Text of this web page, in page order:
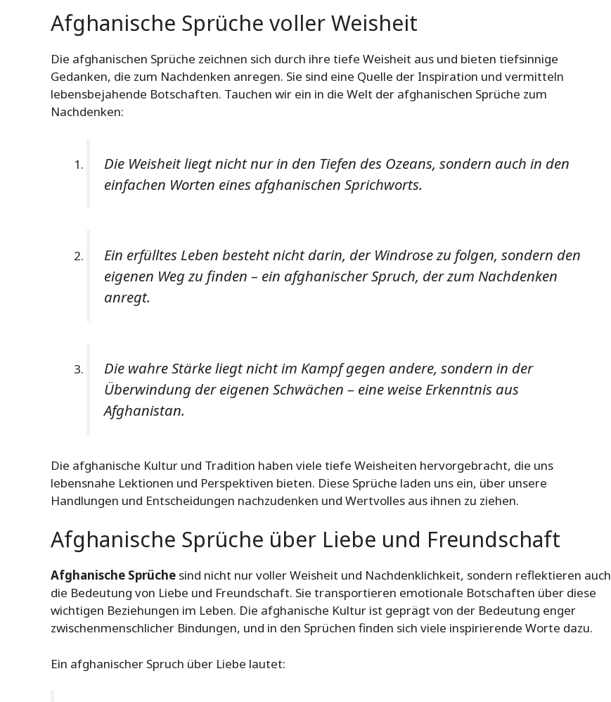
Afghanische Sprüche voller Weisheit
Die afghanischen Sprüche zeichnen sich durch ihre tiefe Weisheit aus und bieten tiefsinnige
Gedanken, die zum Nachdenken anregen. Sie sind eine Quelle der Inspiration und vermitteln
lebensbejahende Botschaften. Tauchen wir ein in die Welt der afghanischen Sprüche zum
Nachdenken:
Die Weisheit liegt nicht nur in den Tiefen des Ozeans, sondern auch in den
einfachen Worten eines afghanischen Sprichworts.
Ein erfülltes Leben besteht nicht darin, der Windrose zu folgen, sondern den
eigenen Weg zu finden – ein afghanischer Spruch, der zum Nachdenken
anregt.
Die wahre Stärke liegt nicht im Kampf gegen andere, sondern in der
Überwindung der eigenen Schwächen – eine weise Erkenntnis aus
Afghanistan.
Die afghanische Kultur und Tradition haben viele tiefe Weisheiten hervorgebracht, die uns
lebensnahe Lektionen und Perspektiven bieten. Diese Sprüche laden uns ein, über unsere
Handlungen und Entscheidungen nachzudenken und Wertvolles aus ihnen zu ziehen.
Afghanische Sprüche über Liebe und Freundschaft
Afghanische Sprüche sind nicht nur voller Weisheit und Nachdenklichkeit, sondern reflektieren auch
die Bedeutung von Liebe und Freundschaft. Sie transportieren emotionale Botschaften über diese
wichtigen Beziehungen im Leben. Die afghanische Kultur ist geprägt von der Bedeutung enger
zwischenmenschlicher Bindungen, und in den Sprüchen finden sich viele inspirierende Worte dazu.
Ein afghanischer Spruch über Liebe lautet: